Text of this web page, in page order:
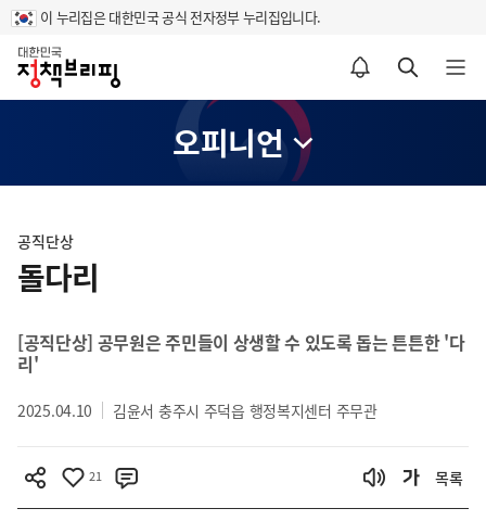
이 누리집은 대한민국 공식 전자정부 누리집입니다.
홈
알림설정 바로가기 검색 바로가기 메뉴 열기
오피니언
텐
츠
영
역
공직단상
돌다리
[공직단상] 공무원은 주민들이 상생할 수 있도록 돕는 튼튼한 '다
리'
2025.04.10 김윤서 충주시 주덕읍 행정복지센터 주무관
21 목록